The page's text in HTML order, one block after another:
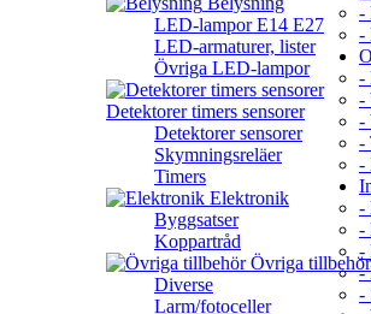
LED-lampor E14 E27
LED-armaturer, lister
Övriga LED-lampor
Detektorer timers sensorer
Detektorer sensorer
Skymningsreläer
Timers
Elektronik
Byggsatser
Koppartråd
Övriga tillbehör
Diverse
Larm/fotoceller
-
-
-
-
-
-
-
-
-
-
-
-